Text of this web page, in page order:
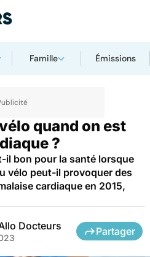
Famille Émissions
quand on est
?
il bon pour la santé lorsque
vélo peut-il provoquer des
cardiaque en 2015,
Docteurs Partager